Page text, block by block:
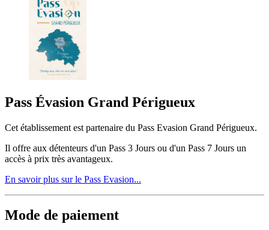
Pass Évasion Grand Périgueux
Cet établissement est partenaire du Pass Evasion Grand Périgueux.
Il offre aux détenteurs d'un Pass 3 Jours ou d'un Pass 7 Jours un
accès à prix très avantageux.
En savoir plus sur le Pass Evasion...
Mode de paiement